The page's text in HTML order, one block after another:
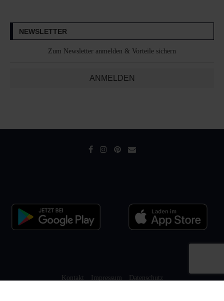
NEWSLETTER
Zum Newsletter anmelden & Vorteile sichern
ANMELDEN
Kontakt Impressum Datenschutz